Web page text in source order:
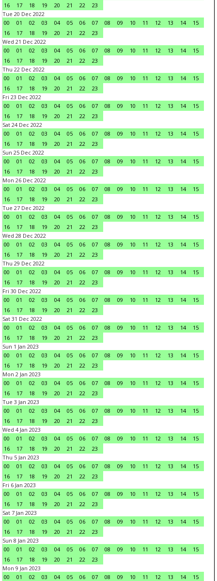
16
17 18 19 20 21 22
23
Tue 20 Dec 2022
00
01 02 03 04 05 06 07 08 09 10 11 12 13 14
15
16
17 18 19 20 21 22
23
Wed 21 Dec 2022
00
01 02 03 04 05 06 07 08 09 10 11 12 13 14
15
16
17 18 19 20 21 22
23
Thu 22 Dec 2022
00
01 02 03 04 05 06 07 08 09 10 11 12 13 14
15
16
17 18 19 20 21 22
23
Fri 23 Dec 2022
00
01 02 03 04 05 06 07 08 09 10 11 12 13 14
15
16
17 18 19 20 21 22
23
Sat 24 Dec 2022
00
01 02 03 04 05 06 07 08 09 10 11 12 13 14
15
16
17 18 19 20 21 22
23
Sun 25 Dec 2022
00
01 02 03 04 05 06 07 08 09 10 11 12 13 14
15
16
17 18 19 20 21 22
23
Mon 26 Dec 2022
00
01 02 03 04 05 06 07 08 09 10 11 12 13 14
15
16
17 18 19 20 21 22
23
Tue 27 Dec 2022
00
01 02 03 04 05 06 07 08 09 10 11 12 13 14
15
16
17 18 19 20 21 22
23
Wed 28 Dec 2022
00
01 02 03 04 05 06 07 08 09 10 11 12 13 14
15
16
17 18 19 20 21 22
23
Thu 29 Dec 2022
00
01 02 03 04 05 06 07 08 09 10 11 12 13 14
15
16
17 18 19 20 21 22
23
Fri 30 Dec 2022
00
01 02 03 04 05 06 07 08 09 10 11 12 13 14
15
16
17 18 19 20 21 22
23
Sat 31 Dec 2022
00
01 02 03 04 05 06 07 08 09 10 11 12 13 14
15
16
17 18 19 20 21 22
23
Sun 1 Jan 2023
00
01 02 03 04 05 06 07 08 09 10 11 12 13 14
15
16
17 18 19 20 21 22
23
Mon 2 Jan 2023
00
01 02 03 04 05 06 07 08 09 10 11 12 13 14
15
16
17 18 19 20 21 22
23
Tue 3 Jan 2023
00
01 02 03 04 05 06 07 08 09 10 11 12 13 14
15
16
17 18 19 20 21 22
23
Wed 4 Jan 2023
00
01 02 03 04 05 06 07 08 09 10 11 12 13 14
15
16
17 18 19 20 21 22
23
Thu 5 Jan 2023
00
01 02 03 04 05 06 07 08 09 10 11 12 13 14
15
16
17 18 19 20 21 22
23
Fri 6 Jan 2023
00
01 02 03 04 05 06 07 08 09 10 11 12 13 14
15
16
17 18 19 20 21 22
23
Sat 7 Jan 2023
00
01 02 03 04 05 06 07 08 09 10 11 12 13 14
15
16
17 18 19 20 21 22
23
Sun 8 Jan 2023
00
01 02 03 04 05 06 07 08 09 10 11 12 13 14
15
16
17 18 19 20 21 22
23
Mon 9 Jan 2023
00
01 02 03 04 05 06 07 08 09 10 11 12 13 14 15